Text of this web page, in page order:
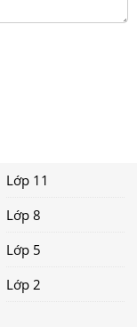
Lớp 11
Lớp 8
Lớp 5
Lớp 2